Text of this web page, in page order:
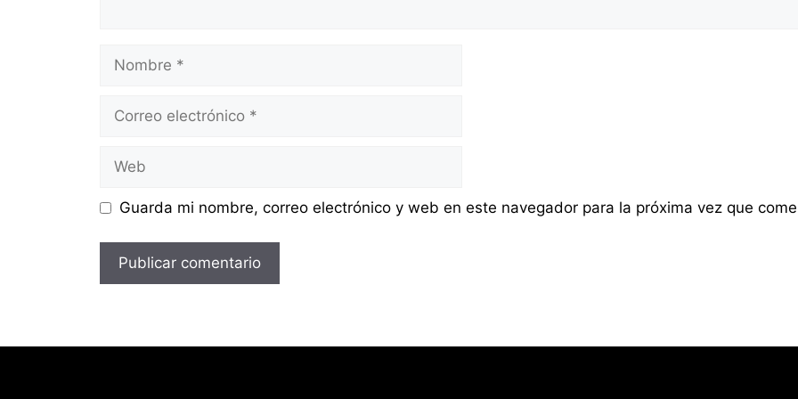
Nombre
Correo
Web
Guarda mi nombre, correo electrónico y web en este navegador para la próxima vez que